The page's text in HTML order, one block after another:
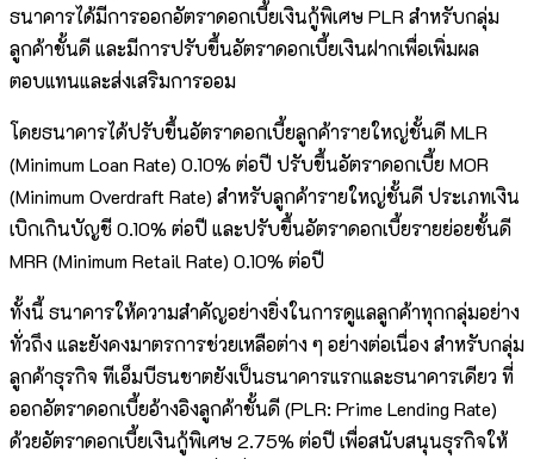
ธนาคารได้มีการออกอัตราดอกเบี้ยเงินกู้พิเศษ PLR สำหรับกลุ่ม
ลูกค้าชั้นดี และมีการปรับขึ้นอัตราดอกเบี้ยเงินฝากเพื่อเพิ่มผล
ตอบแทนและส่งเสริมการออม
โดยธนาคารได้ปรับขึ้นอัตราดอกเบี้ยลูกค้ารายใหญ่ชั้นดี MLR
(Minimum Loan Rate) 0.10% ต่อปี ปรับขึ้นอัตราดอกเบี้ย MOR
(Minimum Overdraft Rate) สำหรับลูกค้ารายใหญ่ชั้นดี ประเภทเงิน
เบิกเกินบัญชี 0.10% ต่อปี และปรับขึ้นอัตราดอกเบี้ยรายย่อยชั้นดี
MRR (Minimum Retail Rate) 0.10% ต่อปี
ทั้งนี้ ธนาคารให้ความสำคัญอย่างยิ่งในการดูแลลูกค้าทุกกลุ่มอย่าง
ทั่วถึง และยังคงมาตรการช่วยเหลือต่าง ๆ อย่างต่อเนื่อง สำหรับกลุ่ม
ลูกค้าธุรกิจ ทีเอ็มบีธนชาตยังเป็นธนาคารแรกและธนาคารเดียว ที่
ออกอัตราดอกเบี้ยอ้างอิงลูกค้าชั้นดี (PLR: Prime Lending Rate)
ด้วยอัตราดอกเบี้ยเงินกู้พิเศษ 2.75% ต่อปี เพื่อสนับสนุนธุรกิจให้